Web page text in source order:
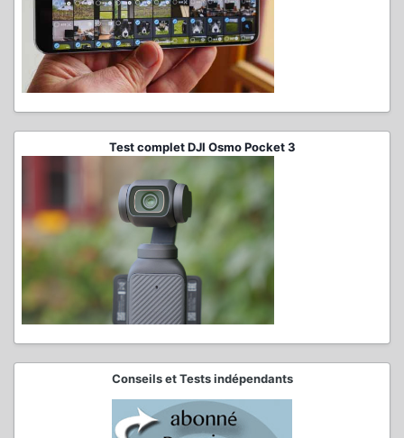
Test complet DJI Osmo Pocket 3
Conseils et Tests indépendants